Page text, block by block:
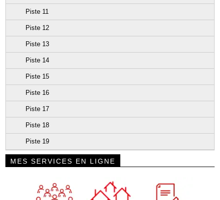
Piste 11
Piste 12
Piste 13
Piste 14
Piste 15
Piste 16
Piste 17
Piste 18
Piste 19
MES SERVICES EN LIGNE